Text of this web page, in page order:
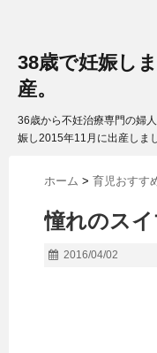
38歳で妊娠し
産。
36歳から不妊治療専門の婦
娠し2015年11月に出産しま
ホーム > 育児おすす
憧れのス
2016/04/02